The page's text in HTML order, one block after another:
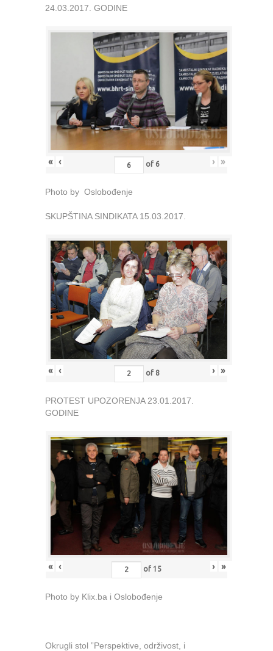
24.03.2017. GODINE
« ‹ of 6 › »
Photo by Oslobođenje
SKUPŠTINA SINDIKATA 15.03.2017.
« ‹ of 8 › »
PROTEST UPOZORENJA 23.01.2017.
GODINE
« ‹ of 15 › »
Photo by Klix.ba i Oslobođenje
Okrugli stol ”Perspektive, održivost, i